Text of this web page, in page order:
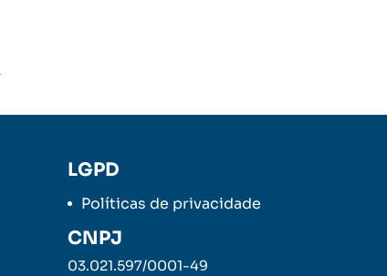
LGPD
Políticas de privacidade
CNPJ
03.021.597/0001-49